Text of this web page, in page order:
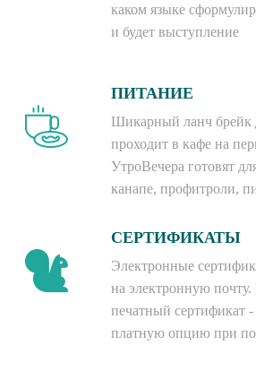
каком языке
и будет выступление
ПИТАНИЕ
Шикарный ланч брейк
проходит в кафе на
УтроВечера готовят
канапе, профитроли,
СЕРТИФИКАТЫ
Электронные
на электронную
печатный сертификат -
платную опцию при